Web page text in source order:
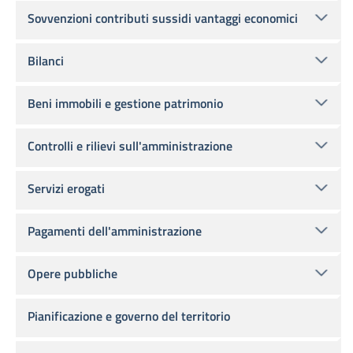
Sovvenzioni contributi sussidi vantaggi economici
Bilanci
Beni immobili e gestione patrimonio
Controlli e rilievi sull'amministrazione
Servizi erogati
Pagamenti dell'amministrazione
Opere pubbliche
Pianificazione e governo del territorio